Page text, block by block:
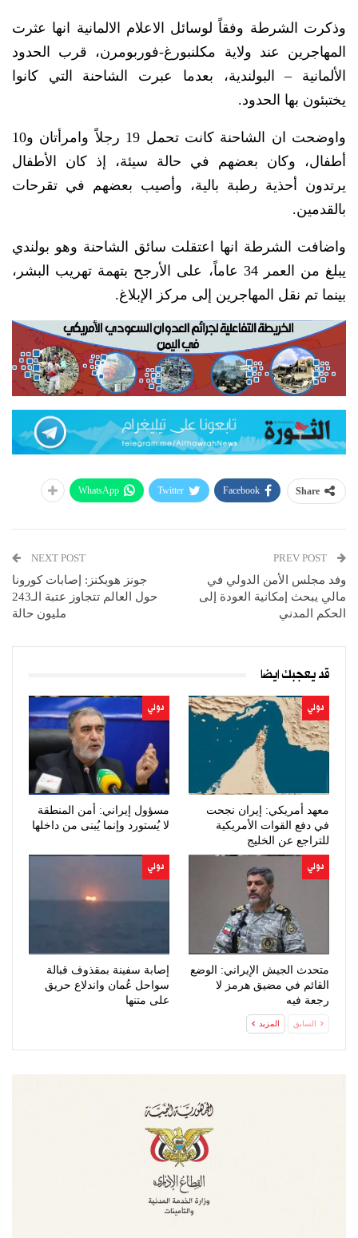
وذكرت الشرطة وفقاً لوسائل الاعلام الالمانية انها عثرت
المهاجرين عند ولاية مكلنبورغ-فوربومرن، قرب الحدود
الألمانية – البولندية، بعدما عبرت الشاحنة التي كانوا
يختبئون بها الحدود.
واوضحت ان الشاحنة كانت تحمل 19 رجلاً وامرأتان و10
أطفال، وكان بعضهم في حالة سيئة، إذ كان الأطفال
يرتدون أحذية رطبة بالية، وأصيب بعضهم في تقرحات
بالقدمين.
واضافت الشرطة انها اعتقلت سائق الشاحنة وهو بولندي
يبلغ من العمر 34 عاماً، على الأرجح بتهمة تهريب البشر،
بينما تم نقل المهاجرين إلى مركز الإبلاغ.
Share
Facebook
Twitter
WhatsApp
وفد مجلس الأمن الدولي في
مالي يبحث إمكانية العودة إلى
الحكم المدني
NEXT POST
جونز هوبكنز: إصابات كورونا
حول العالم تتجاوز عتبة الـ243
مليون حالة
قد يعجبك ايضا
دولي
معهد أمريكي: إيران نجحت
في دفع القوات الأمريكية
للتراجع عن الخليج
دولي
مسؤول إيراني: أمن المنطقة
لا يُستورد وإنما يُبنى من داخلها
دولي
متحدث الجيش الإيراني: الوضع
القائم في مضيق هرمز لا
رجعة فيه
دولي
إصابة سفينة بمقذوف قبالة
سواحل عُمان واندلاع حريق
على متنها
السابق المزيد